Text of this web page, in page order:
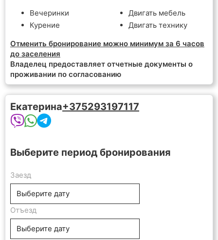
Вечеринки
Курение
Двигать мебель
Двигать технику
Отменить бронирование можно минимум за 6 часов
до заселения
Владелец предоставляет отчетные документы о
проживании по согласованию
Екатерина+375293197117
Выберите период бронирования
Заезд
Отъезд